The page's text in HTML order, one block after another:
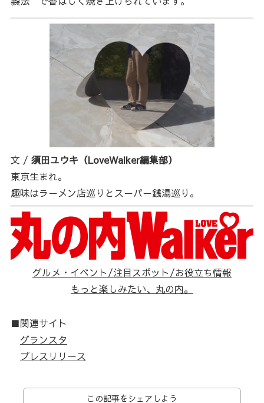
文 / 須田ユウキ（LoveWalker編集部）
東京生まれ。
趣味はラーメン店巡りとスーパー銭湯巡り。
グルメ・イベント/注目スポット/お役立ち情報
もっと楽しみたい、丸の内。
■関連サイト
グランスタ
プレスリリース
この記事をシェアしよう